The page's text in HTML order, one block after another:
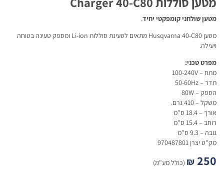
מטען שולחני קומפקטי יחיד.
מטען Husqvarna 40-C80 מתאים לטעינת סוללות Li-ion ומספק טעינה בטוחה
ויעילה.
מפרט טכני:
מתח – 100-240V
תדר – 50-60Hz
הספק – 80W
משקל – 410 גרם.
אורך – 18.4 ס"מ
רוחב – 15.4 ס"מ
גובה – 9.3 ס"מ
מק"ט יצרן 970487801
₪ 250 (כולל מע"מ)